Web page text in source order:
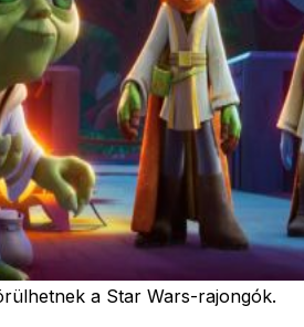
a Star Wars-rajongók.